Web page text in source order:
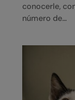
conocerle,
número de...